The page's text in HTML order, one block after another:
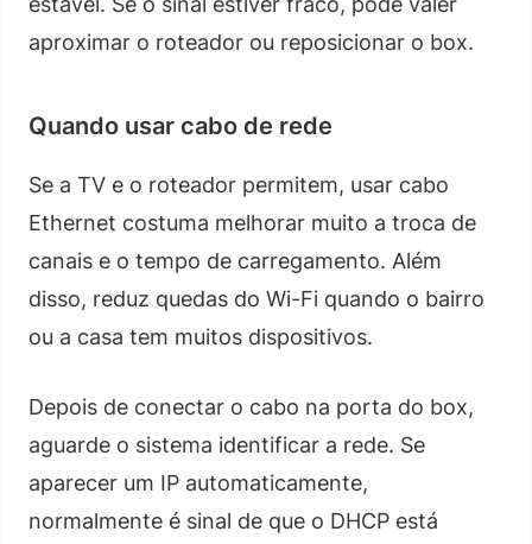
aproximar o roteador ou reposicionar o box.
Quando usar cabo de rede
Se a TV e o roteador permitem, usar cabo
Ethernet costuma melhorar muito a troca de
canais e o tempo de carregamento. Além
disso, reduz quedas do Wi-Fi quando o bairro
ou a casa tem muitos dispositivos.
Depois de conectar o cabo na porta do box,
aguarde o sistema identificar a rede. Se
aparecer um IP automaticamente,
normalmente é sinal de que o DHCP está